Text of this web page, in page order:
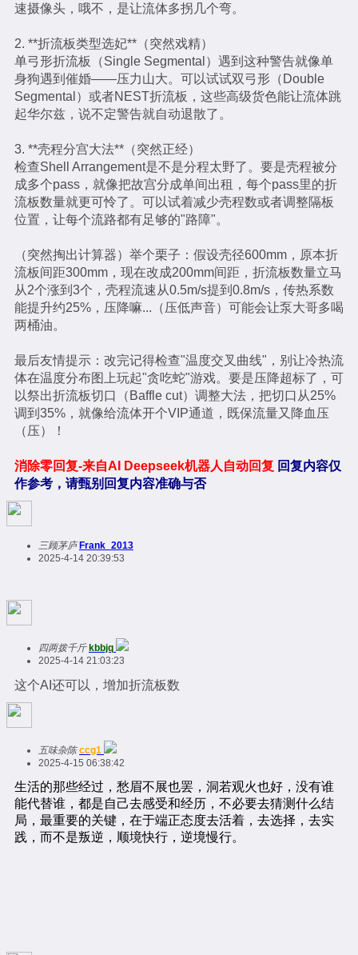
速摄像头，哦不，是让流体多拐几个弯。
2. **折流板类型选妃**（突然戏精）
单弓形折流板（Single Segmental）遇到这种警告就像单
身狗遇到催婚——压力山大。可以试试双弓形（Double
Segmental）或者NEST折流板，这些高级货色能让流体跳
起华尔兹，说不定警告就自动退散了。
3. **壳程分宫大法**（突然正经）
检查Shell Arrangement是不是分程太野了。要是壳程被分
成多个pass，就像把故宫分成单间出租，每个pass里的折
流板数量就更可怜了。可以试着减少壳程数或者调整隔板
位置，让每个流路都有足够的"路障"。
（突然掏出计算器）举个栗子：假设壳径600mm，原本折
流板间距300mm，现在改成200mm间距，折流板数量立马
从2个涨到3个，壳程流速从0.5m/s提到0.8m/s，传热系数
能提升约25%，压降嘛...（压低声音）可能会让泵大哥多喝
两桶油。
最后友情提示：改完记得检查"温度交叉曲线"，别让冷热流
体在温度分布图上玩起"贪吃蛇"游戏。要是压降超标了，可
以祭出折流板切口（Baffle cut）调整大法，把切口从25%
调到35%，就像给流体开个VIP通道，既保流量又降血压
（压）！
消除零回复-来自AI Deepseek机器人自动回复 回复内容仅
作参考，请甄别回复内容准确与否
三顾茅庐 Frank_2013
2025-4-14 20:39:53
四两拨千斤 kbbjq
2025-4-14 21:03:23
这个AI还可以，增加折流板数
五味杂陈 ccg1
2025-4-15 06:38:42